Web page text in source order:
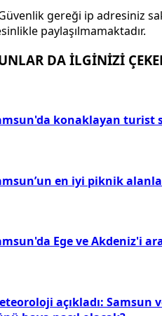
gereği ip adresiniz
paylaşılmamaktadır.
DA İLGİNİZİ
konaklayan turist
en iyi piknik
Ege ve Akdeniz'i
açıkladı: Samsun